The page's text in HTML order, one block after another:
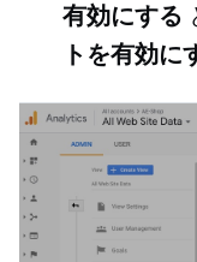
有効にする
トを有効に